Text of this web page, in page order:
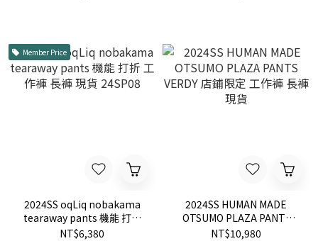
Member Price
2024SS oqLiq nobakama
tearaway pants 機能 打折
工作褲 長褲 現貨 24SP08
NT$6,380
2024SS HUMAN MADE
OTSUMO PLAZA PANTS
VERDY 店鋪限定 工作褲 長
NT$10,980